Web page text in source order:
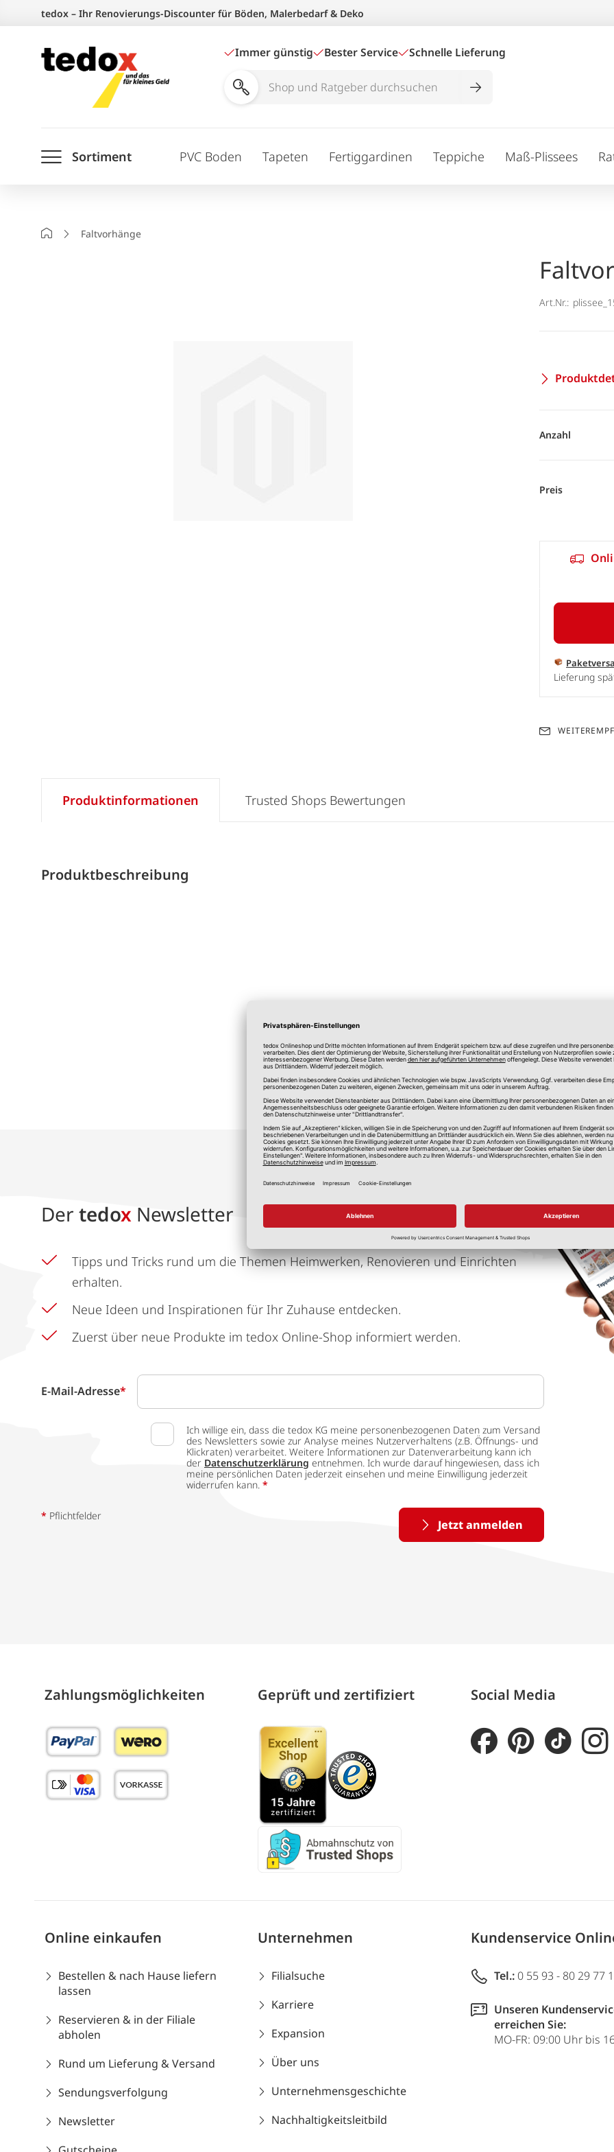
springen
tedox – Ihr Renovierungs-Discounter für Böden, Malerbedarf & Deko
Immer günstig Bester Service Schnelle Lieferung
Shop
durchsuchen
Sortiment PVC Boden Tapeten Fertiggardinen Teppiche Maß-Plissees
StartseiteFaltvorhänge
Art.Nr.:
Anzahl
Preis
Lieferung
Produktinformationen
Produktbeschreibung
Trusted Shops Bewertungen
*Alle Preise in Euro, inkl. gesetzlicher Mehrwertsteuer, zzgl.
Der tedox Newsletter
Tipps und Tricks rund um die Themen Heimwerken, Renovieren und Einrichten
erhalten.
Neue Ideen und Inspirationen für Ihr Zuhause entdecken.
Zuerst über neue Produkte im tedox Online-Shop informiert werden.
E-Mail-Adresse*
Ich willige ein, dass die tedox KG meine personenbezogenen Daten zum Versand
des Newsletters sowie zur Analyse meines Nutzerverhaltens (z.B. Öffnungs- und
Klickraten) verarbeitet. Weitere Informationen zur Datenverarbeitung kann ich
der Datenschutzerklärung entnehmen. Ich wurde darauf hingewiesen, dass ich
meine persönlichen Daten jederzeit einsehen und meine Einwilligung jederzeit
widerrufen kann. *
Jetzt anmelden
* Pflichtfelder
Zahlungs­möglich­keiten Geprüft und zertifiziert Social Media
Online einkaufen
Bestellen & nach Hause liefern
lassen
Reservieren & in der Filiale
abholen
Rund um Lieferung & Versand
Sendungsverfolgung
Newsletter
Unternehmen
Filialsuche
Karriere
Expansion
Über uns
Unternehmensgeschichte
Nachhaltigkeitsleitbild
Kundenservice
Tel.: 0 55 93 - 80 29 77
Unseren
erreichen Sie:
MO-FR: 09:00 Uhr bis